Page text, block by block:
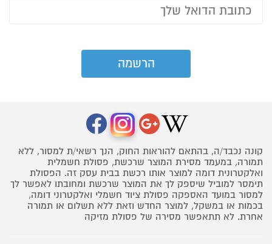
קונה נכבד/ה, בהתאם להוראות החוק, הנך רשאי/ת למסור, ללא
תמורה, במעמד מסירת המוצר שרכשת, פסולת חשמלית
ואלקטרונית דומה למוצר אותו רכשת בבית עסק זה. הפסולת
תימסר למוביל שיספק לך את המוצר שרכשת ומחובתו לאפשר לך
למסור במועד האספקה פסולת ציוד חשמלי ואלקטרוני דומה,
בכמות או במשקל, למוצר החדש וזאת ללא תשלום או תמורה
אחרת. לא תתאפשר מסירה של פסולת מזיקה